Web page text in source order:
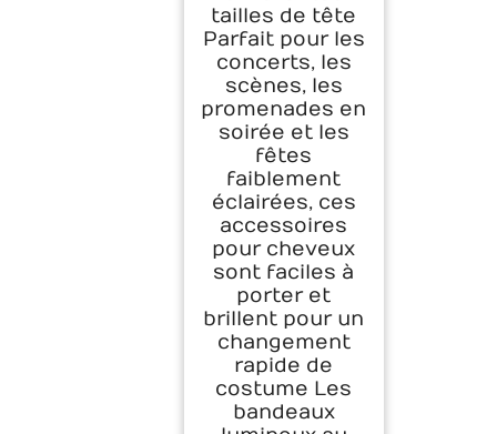
tailles de tête
Parfait pour les
concerts, les
scènes, les
promenades en
soirée et les
fêtes
faiblement
éclairées, ces
accessoires
pour cheveux
sont faciles à
porter et
brillent pour un
changement
rapide de
costume Les
bandeaux